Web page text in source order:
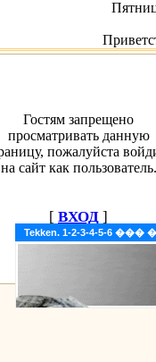
Tekken. 1-2-3-4-5-6
Гостям запрещено
просматривать данную
пожалуйста
на сайт как пользователь.
[ ВХОД ]